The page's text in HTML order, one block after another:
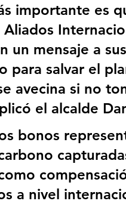
importante es
Aliados
un mensaje a
para salvar el
avecina si no
el alcalde
bonos
a nivel